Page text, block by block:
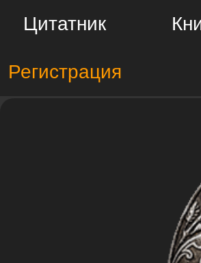
Цитатник
Регистрация